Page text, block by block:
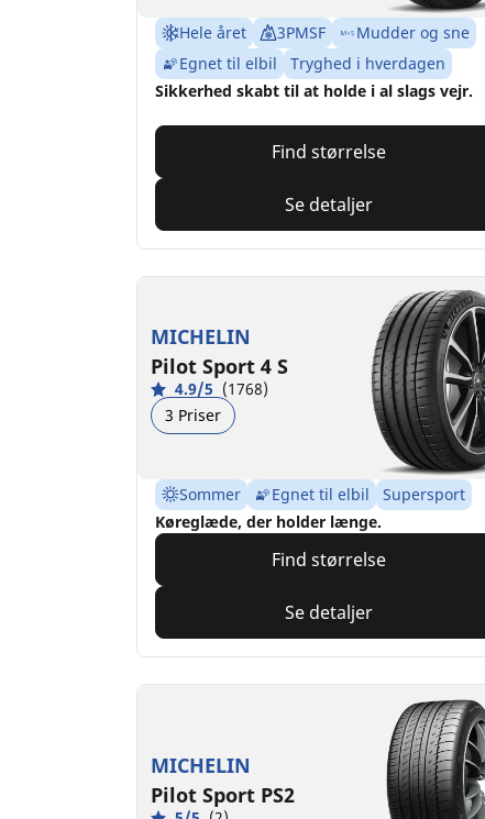
Hele året 3PMSF
Mudder og sne
Egnet til elbil
Tryghed i hverdagen
Sikkerhed skabt til at holde i al slags vejr.
Find størrelse
Se detaljer
MICHELIN
Pilot Sport 4 S
4.9/5 (1768)
3 Priser
Sommer Egnet til elbil
Supersport
Køreglæde, der holder længe.
Find størrelse
Se detaljer
MICHELIN
Pilot Sport PS2